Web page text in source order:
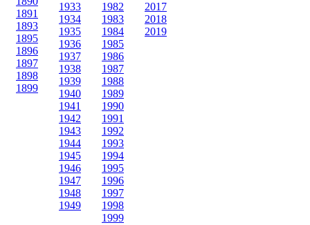
1891
1893
1895
1896
1897
1898
1899
1933
1934
1935
1936
1937
1938
1939
1940
1941
1942
1943
1944
1945
1946
1947
1948
1949
1982
1983
1984
1985
1986
1987
1988
1989
1990
1991
1992
1993
1994
1995
1996
1997
1998
1999
2017
2018
2019